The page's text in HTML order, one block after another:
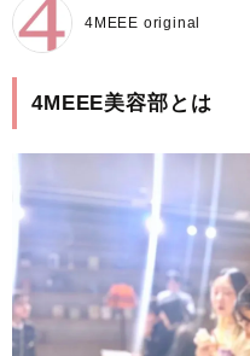
4MEEE original
4MEEE美容部とは